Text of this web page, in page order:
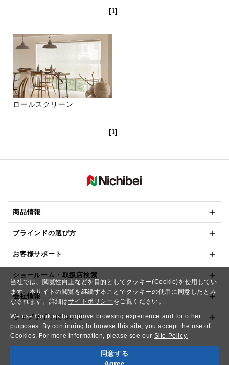
当社では、閲覧性向上などを目的としてクッキー(Cookie)を使用してい
ます。本サイトの閲覧を継続することでクッキーの使用に同意したとみ
なされます。詳細はサイトポリシー をご覧ください。
We use Cookies to improve browsing experience and for other
purposes. By continuing to browse this site, you accept the use of
Cookies. For more information, please see our Site Policy.
同意する
[1]
ロールスクリーン
[1]
商品情報
ブラインドの選び方
お客様サポート
ショールーム・取扱店検索
会社情報
ウェブサイトについて
Copyright© NICHIBEI CO.,LTD. All Rights Reserved.